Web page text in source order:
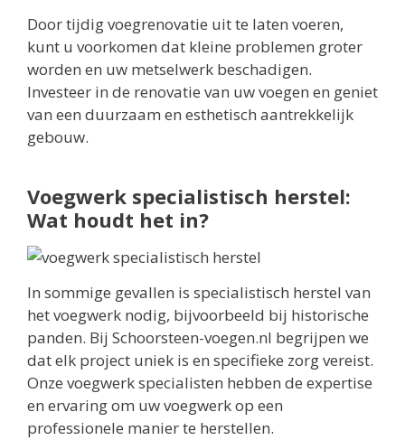
Door tijdig voegrenovatie uit te laten voeren,
kunt u voorkomen dat kleine problemen groter
worden en uw metselwerk beschadigen.
Investeer in de renovatie van uw voegen en geniet
van een duurzaam en esthetisch aantrekkelijk
gebouw.
Voegwerk specialistisch herstel:
Wat houdt het in?
In sommige gevallen is specialistisch herstel van
het voegwerk nodig, bijvoorbeeld bij historische
panden. Bij Schoorsteen-voegen.nl begrijpen we
dat elk project uniek is en specifieke zorg vereist.
Onze voegwerk specialisten hebben de expertise
en ervaring om uw voegwerk op een
professionele manier te herstellen.